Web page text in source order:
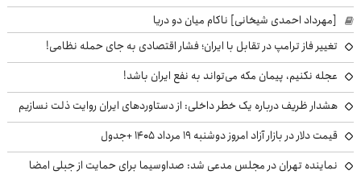
[مهرداد احمدی شیخانی] ناکام میان دو دریا
تغییر فاز ترامپ در تقابل با ایران؛ فشار اقتصادی به جای حمله نظامی!
عجله نکنیم، پیمان مکه می‌تواند به نفع ایران باشد!
هشدار ظریف درباره یک خطر داخلی: از دستاوردهای ایران روایت ذلت نسازیم
قیمت دلار در بازار آزاد امروز دوشنبه ۱۹ مرداد ۱۴۰۵ +جدول
نماینده تهران در مجلس مدعی شد: صداوسیما برای حمایت از جبلی امضا